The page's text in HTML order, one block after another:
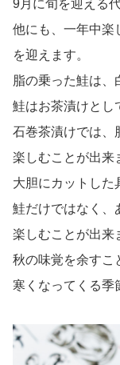
9月に旬を迎える
他にも、一年中楽
を迎えます。
脂の乗った鮭は、
鮭はお茶漬けとし
石巻茶漬けでは、
楽しむことが出来
大胆にカットした
鮭だけではなく、
楽しむことが出来
秋の味覚を余すこ
寒くなってくる季